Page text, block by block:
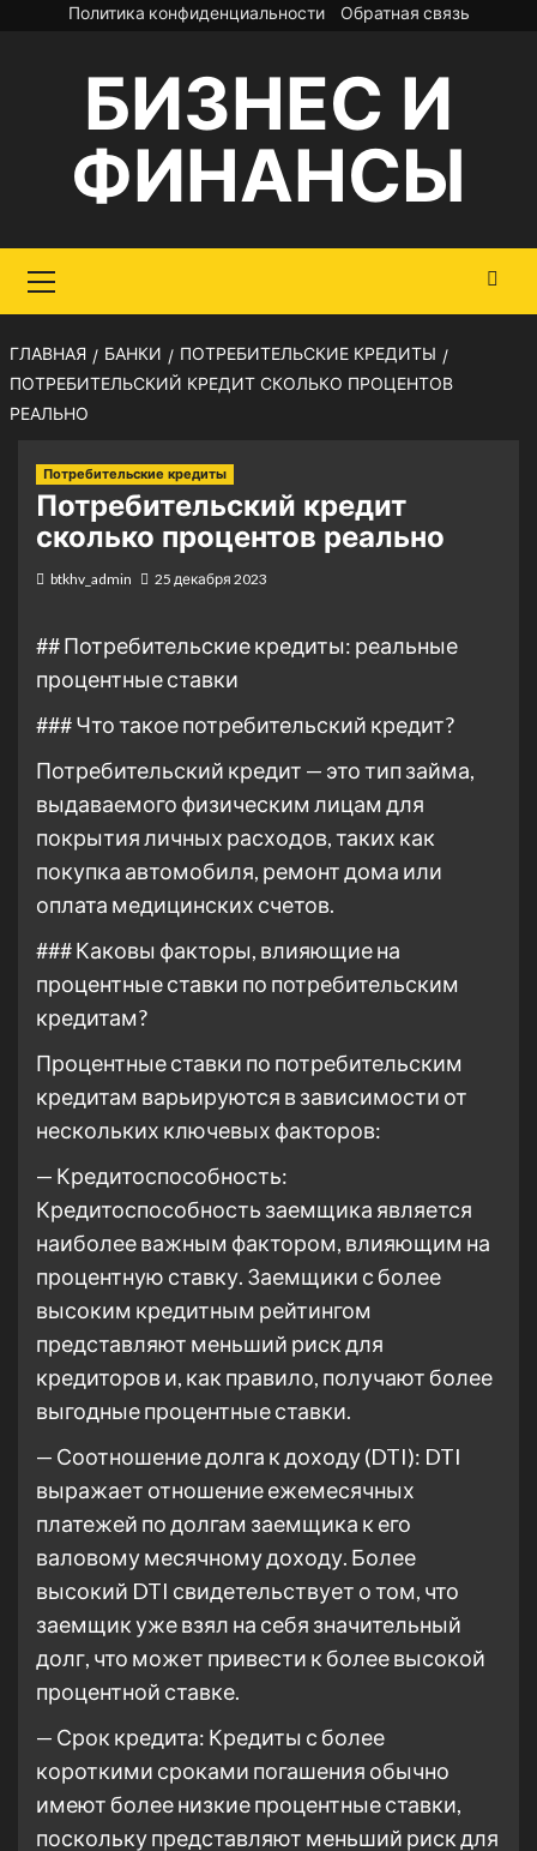
Перейти
содержимому
Политика конфиденциальности Обратная связь
БИЗНЕС И
ФИНАНСЫ
меню
ГЛАВНАЯ БАНКИ
ПОТРЕБИТЕЛЬСКИЕ КРЕДИТЫ
ПОТРЕБИТЕЛЬСКИЙ КРЕДИТ СКОЛЬКО ПРОЦЕНТОВ
РЕАЛЬНО
Потребительские кредиты
Потребительский кредит
сколько процентов реально
btkhv_admin 25 декабря 2023
## Потребительские кредиты: реальные
процентные ставки
### Что такое потребительский кредит?
Потребительский кредит — это тип займа,
выдаваемого физическим лицам для
покрытия личных расходов, таких как
покупка автомобиля, ремонт дома или
оплата медицинских счетов.
### Каковы факторы, влияющие на
процентные ставки по потребительским
кредитам?
Процентные ставки по потребительским
кредитам варьируются в зависимости от
нескольких ключевых факторов:
— Кредитоспособность:
Кредитоспособность заемщика является
наиболее важным фактором, влияющим на
процентную ставку. Заемщики с более
высоким кредитным рейтингом
представляют меньший риск для
кредиторов и, как правило, получают более
выгодные процентные ставки.
— Соотношение долга к доходу (DTI): DTI
выражает отношение ежемесячных
платежей по долгам заемщика к его
валовому месячному доходу. Более
высокий DTI свидетельствует о том, что
заемщик уже взял на себя значительный
долг, что может привести к более высокой
процентной ставке.
— Срок кредита: Кредиты с более
короткими сроками погашения обычно
имеют более низкие процентные ставки,
поскольку представляют меньший риск для